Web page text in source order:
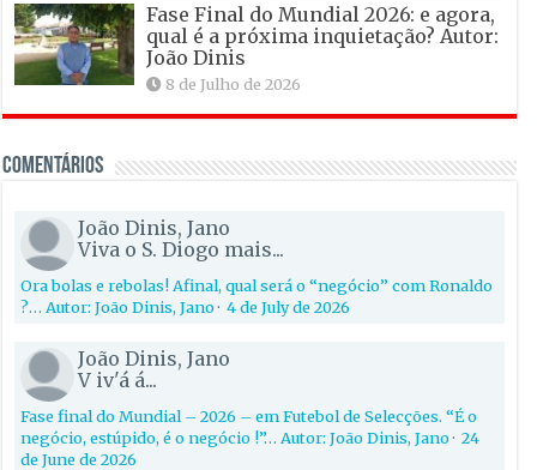
Fase Final do Mundial 2026: e agora,
qual é a próxima inquietação? Autor:
João Dinis
8 de Julho de 2026
Comentários
João Dinis, Jano
Viva o S. Diogo mais...
Ora bolas e rebolas! Afinal, qual será o “negócio” com Ronaldo
?… Autor: João Dinis, Jano·4 de July de 2026
João Dinis, Jano
V iv'á á...
Fase final do Mundial – 2026 – em Futebol de Selecções. “É o
negócio, estúpido, é o negócio !”… Autor: João Dinis, Jano·24
de June de 2026